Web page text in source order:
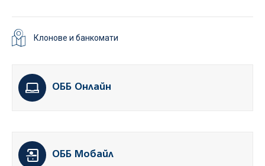
Клонове и банкомати
ОББ Онлайн
ОББ Мобайл